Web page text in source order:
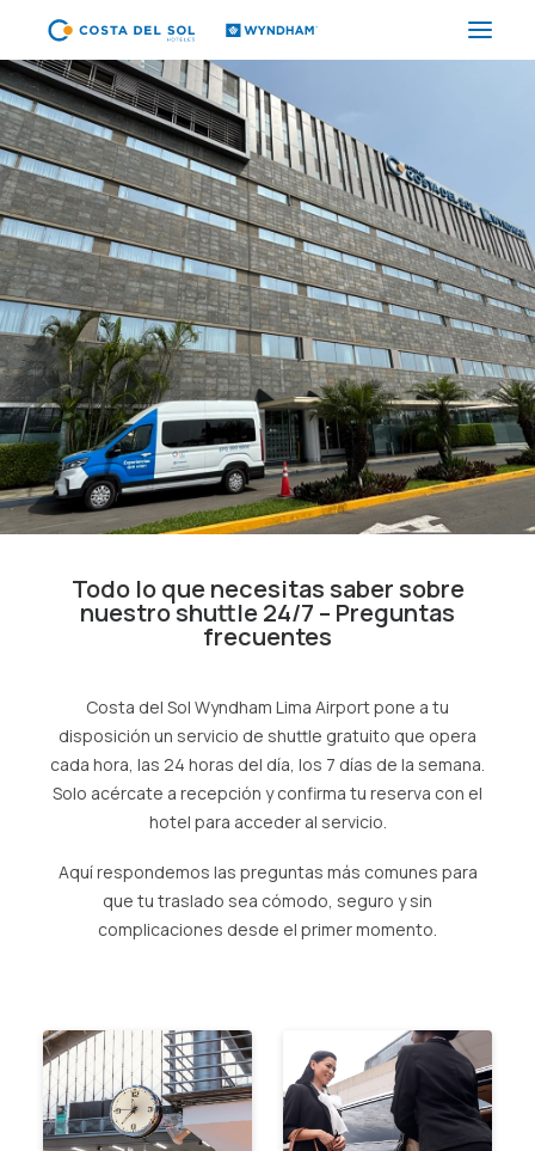
HOTELES
PAQUETES
PROMOCIONES
EVENTOS
RESTAURANTES
SPA
CORPORATIVO
ES
(+51) 01 200 9200
Todo lo que necesitas saber sobre
nuestro shuttle 24/7 – Preguntas
frecuentes
Costa del Sol Wyndham Lima Airport pone a tu
disposición un servicio de shuttle gratuito que opera
cada hora, las 24 horas del día, los 7 días de la semana.
Solo acércate a recepción y confirma tu reserva con el
hotel para acceder al servicio.
Aquí respondemos las preguntas más comunes para
que tu traslado sea cómodo, seguro y sin
complicaciones desde el primer momento.